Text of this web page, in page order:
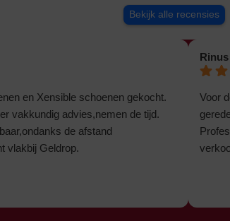
Bekijk alle recensies
en Xensible schoenen gekocht.
vakkundig advies,nemen de tijd.
de afstand
vlakbij Geldrop.
Voor